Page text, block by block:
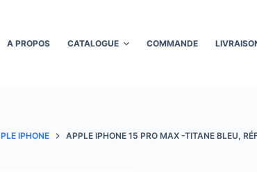
A PROPOS CATALOGUE COMMANDE
IPHONE APPLE IPHONE 15 PRO MAX -TITANE BLEU,